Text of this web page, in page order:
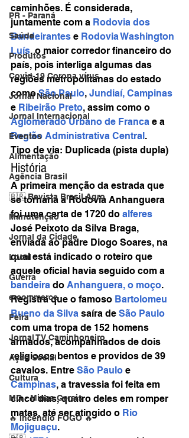
PR - Paraná
Saúde
Produtos
Covid-19 Corona vírus
Jornal Nacional
Jornal Internacional
Eventos
Alimentação
Agência Brasil
🇧🇷 Revista Brasil Agro
Manutenção
Jornal da Cidade
Local
Guerra
e-commerce
Feira
Jornal TV Caminhoneiro
Ação Social
Cultura
MG - Minas Gerais
🔥 Incêndio FOGO 🔥
caminhões. É considerada,
juntamente com a Rodovia dos
Bandeirantes e Rodovia Washington
Luís, o maior corredor financeiro do
país, pois interliga algumas das
regiões metropolitanas do estado
como São Paulo, Jundiaí, Campinas
e Ribeirão Preto, assim como o
Aglomerado Urbano de Franca e a
Região Administrativa Central.
Tipo de via: Duplicada (pista dupla)
História
A primeira menção da estrada que
se tornaria a Rodovia Anhanguera
foi uma carta de 1720 do alferes
José Peixoto da Silva Braga,
enviada ao padre Diogo Soares, na
qual está indicado o roteiro que
aquele oficial havia seguido com a
bandeira do Anhanguera, o moço.
Registra que o famoso Bartolomeu
Bueno da Silva saíra de São Paulo
com uma tropa de 152 homens
armados, acompanhados de dois
religiosos bentos e providos de 39
cavalos. Entre São Paulo e
Campinas, a travessia foi feita em
cinco dias, quatro deles em romper
matas, até ser atingido o Rio
Mojiguaçu.